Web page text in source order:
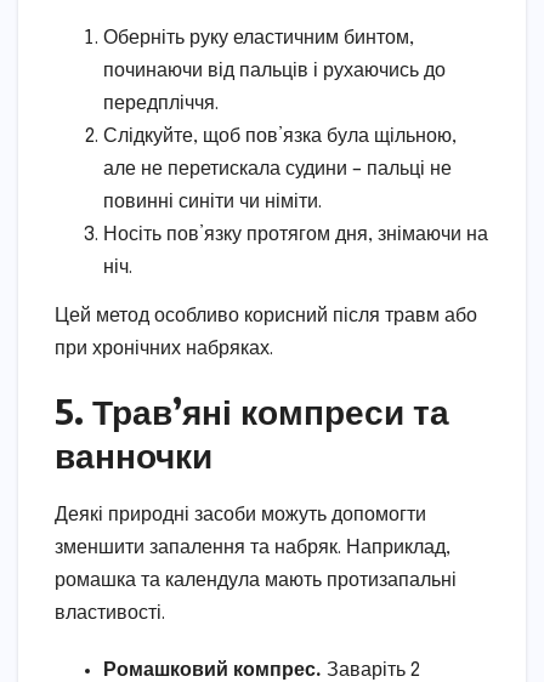
Оберніть руку еластичним бинтом,
починаючи від пальців і рухаючись до
передпліччя.
Слідкуйте, щоб пов’язка була щільною,
але не перетискала судини – пальці не
повинні синіти чи німіти.
Носіть пов’язку протягом дня, знімаючи на
ніч.
Цей метод особливо корисний після травм або
при хронічних набряках.
5. Трав’яні компреси та
ванночки
Деякі природні засоби можуть допомогти
зменшити запалення та набряк. Наприклад,
ромашка та календула мають протизапальні
властивості.
Ромашковий компрес. Заваріть 2